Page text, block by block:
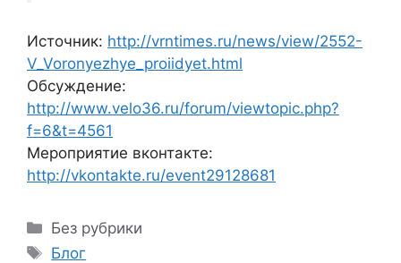
Источник: http://vrntimes.ru/news/view/2552-
V_Voronyezhye_proiidyet.html
Обсуждение:
http://www.velo36.ru/forum/viewtopic.php?
f=6&t=4561
Мероприятие вконтакте:
http://vkontakte.ru/event29128681
Рубрики
Без рубрики
Метки
Блог